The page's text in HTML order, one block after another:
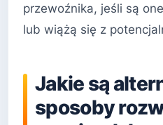
przewoźnika, jeśli są
lub wiążą się z
Jakie są
sposoby